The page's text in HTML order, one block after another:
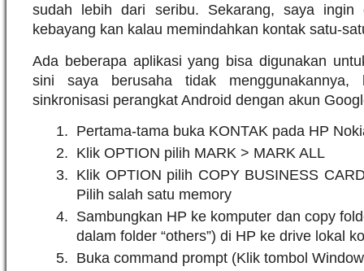
sudah lebih dari seribu. Sekarang, saya
kebayang kan kalau memindahkan kontak satu-
Ada beberapa aplikasi yang bisa digunakan
sini saya berusaha tidak menggunakannya,
sinkronisasi perangkat Android dengan akun
Pertama-tama buka KONTAK pada HP
Klik OPTION pilih MARK > MARK ALL
Klik OPTION pilih COPY BUSINESS
Pilih salah satu memory
Sambungkan HP ke komputer dan copy
dalam folder “others”) di HP ke drive lokal
Buka command prompt (Klik tombol